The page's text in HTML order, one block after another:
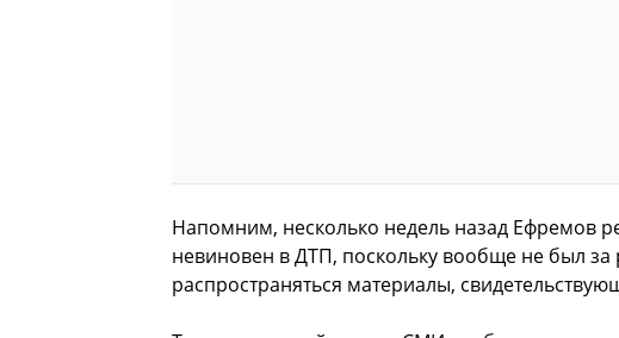
Напомним, несколько недель назад Ефремов
невиновен в ДТП, поскольку вообще не был за
распространяться материалы,